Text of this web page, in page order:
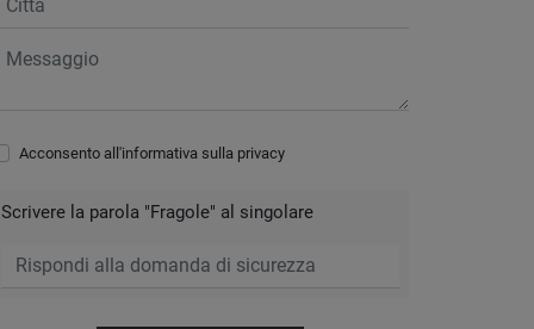
Acconsento all'informativa sulla privacy
Scrivere la parola "Fragole" al singolare